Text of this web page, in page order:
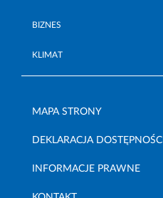
BIZNES
KLIMAT
MAPA STRONY
DEKLARACJA DOSTĘPNOŚCI
INFORMACJE PRAWNE